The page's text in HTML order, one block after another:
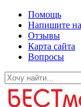
Помощь
Напишите
Отзывы
Карта сайта
Вопросы